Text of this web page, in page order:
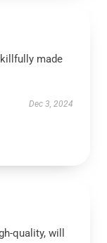
made
Dec 3, 2024
quality, will